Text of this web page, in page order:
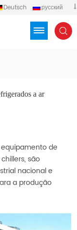
Deutsch
русский
a ar
de
são
nacional e
a produção